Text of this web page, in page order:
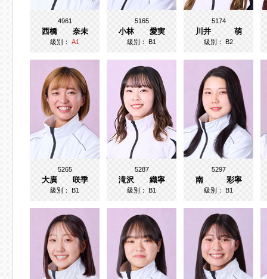
4961
西橋 奈未
級別：A1
5165
小林 愛実
級別：B1
5174
川井 萌
級別：B2
5265
大廣 咲季
級別：B1
5287
滝沢 織寧
級別：B1
5297
南 彩寧
級別：B1